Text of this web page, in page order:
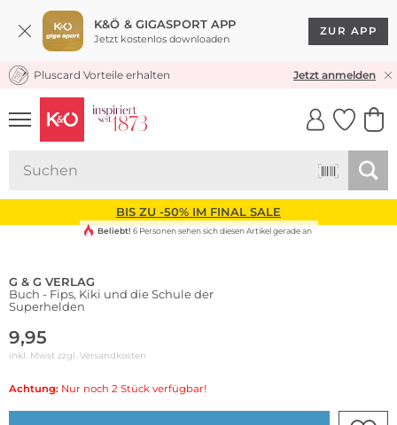
K&Ö & GIGASPORT APP
Jetzt kostenlos downloaden
ZUR APP
KOSTENLOSER VERSAND* & RÜCKVERSAND
Pluscard Vorteile erhalten Jetzt anmelden
UNSERE APP
CLICK &
BIS ZU -50% IM FINAL SALE
Beliebt! 6 Personen sehen sich diesen Artikel gerade an
G & G VERLAG
Buch - Fips, Kiki und die Schule der
Superhelden
9,95
inkl. Mwst zzgl. Versandkosten
Achtung: Nur noch 2 Stück verfügbar!